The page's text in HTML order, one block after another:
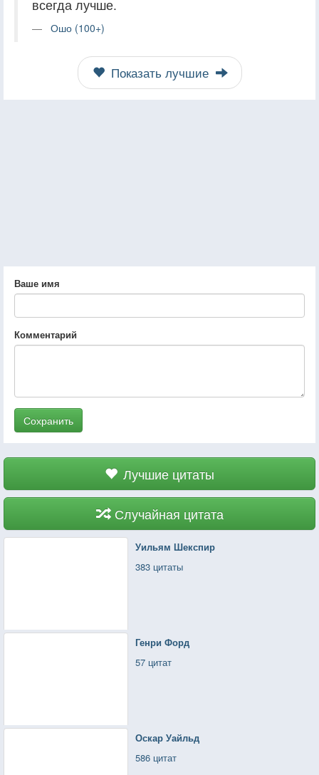
всегда лучше.
Ошо (100+)
Показать лучшие
Ваше имя
Комментарий
Сохранить
Лучшие цитаты
Случайная цитата
Уильям Шекспир
383 цитаты
Генри Форд
57 цитат
Оскар Уайльд
586 цитат